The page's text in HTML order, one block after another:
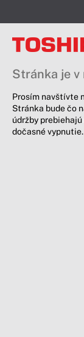
Stránka je v
Prosím navštívte
Stránka bude čo
údržby
dočasné